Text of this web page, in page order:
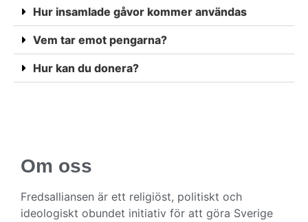
Hur insamlade gåvor kommer användas
Vem tar emot pengarna?
Hur kan du donera?
Om oss
Fredsalliansen är ett religiöst, politiskt och
ideologiskt obundet initiativ för att göra Sverige